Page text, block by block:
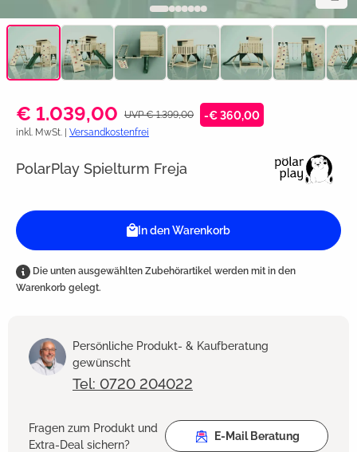
€ 1.039,00 UVP € 1.399,00 -€ 360,00
inkl. MwSt. | Versandkostenfrei
PolarPlay Spielturm Freja
In den Warenkorb
Die unten ausgewählten Zubehörartikel werden mit in den
Warenkorb gelegt.
Persönliche Produkt- & Kaufberatung
gewünscht
Tel: 0720 204022
Fragen zum Produkt und
Extra-Deal sichern?
E-Mail Beratung